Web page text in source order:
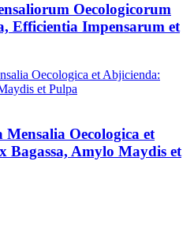
Oecologicorum
Efficientia Impensarum et
Oecologica et
Bagassa, Amylo Maydis et